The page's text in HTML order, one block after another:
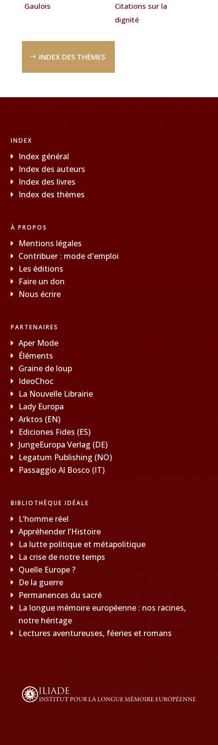
Gaulois
Citations sur la
dignité
INDEX DES THÈMES
INDEX
Index général
Index des auteurs
Index des livres
Index des thèmes
À PROPOS
Mentions légales
Contribuer : mode d'emploi
Les éditions
Faire un don
Nous écrire
PARTENAIRES
Aper Mode
Éléments
Graine de loup
IdeoChoc
La Nouvelle Librairie
Lady Europa
Arktos (EN)
Ediciones Fides (ES)
JungeEuropa Verlag (DE)
Legatum Publishing (NO)
Passaggio Al Bosco (IT)
BIBLIOTHÈQUE IDÉALE
L’homme réel
Appréhender l’Histoire
La lutte politique et métapolitique
La crise de notre temps
Quelle Europe ?
De la guerre
Permanences du sacré
La longue mémoire européenne : nos racines,
notre héritage
Lectures aventureuses, féeries et romans